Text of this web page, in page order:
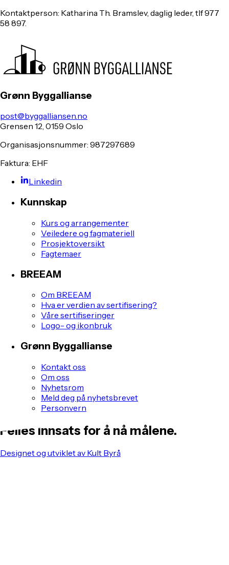
Kontaktperson: Katharina Th. Bramslev, daglig leder, tlf 977
58 897.
Grønn Byggallianse
post@byggalliansen.no
Grensen 12, 0159 Oslo
Organisasjonsnummer: 987297689
Faktura: EHF
Linkedin
Kunnskap
Kurs og arrangementer
Veiledere og fagmateriell
Prosjektoversikt
Fagtemaer
BREEAM
Om BREEAM
Hva er verdien av sertifisering?
Våre sertifiseringer
Logo- og ikonbruk
Grønn Byggallianse
Kontakt oss
Om oss
Nyhetsrom
Meld deg på nyhetsbrevet
Personvern
Felles innsats for å nå målene.
Designet og utviklet av Kult Byrå